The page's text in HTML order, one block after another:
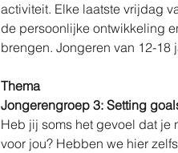
activiteit. Elke laatste vrijdag
de persoonlijke ontwikkeling
brengen. Jongeren van 12-18
Thema
Jongerengroep 3: Setting
Heb jij soms het gevoel dat je
voor jou? Hebben we hier